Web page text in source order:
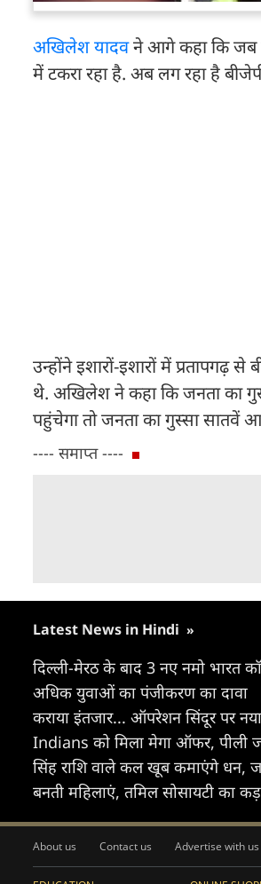
अखिलेश यादवने आगे कहा कि जब
में टकरा रहा है. अब लग रहा है
उन्होंने इशारों-इशारों में प्रतापगढ़
थे. अखिलेश ने कहा कि जनता का
पहुंचेगा तो जनता का गुस्सा सातवें
---- समाप्त ----
Latest News in Hindi »
दिल्ली-मेरठ के बाद 3 नए नमो भारत
अधिक युवाओं का पंजीकरण का दावा
कराया इंतजार... ऑपरेशन सिंदूर पर
Indians को मिला मेगा ऑफर, पीली
सिंह राशि वाले कल खूब कमाएंगे धन,
बनती महिलाएं, तमिल सोसायटी का
About us Contact us Advertise with us